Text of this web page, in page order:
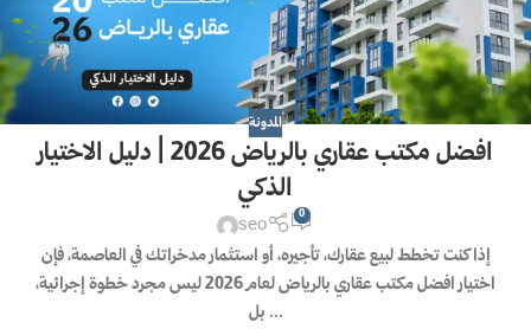
المدونة
افضل مكتب عقاري بالرياض 2026 | دليل الاختيار
الذكي
seo 0
إذا كنت تخطط لبيع عقارك، تأجيره، أو استثمار مدخراتك في العاصمة، فإن
اختيار افضل مكتب عقاري بالرياض لعام 2026 ليس مجرد خطوة إجرائية،
بل ...